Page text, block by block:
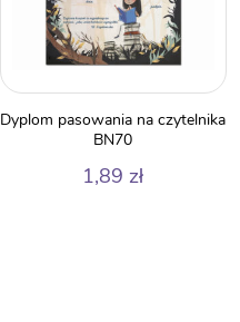
Dyplom pasowania na czytelnika
BN70
1,89 zł